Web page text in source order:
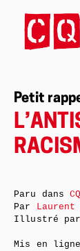
Petit
Paru dans
Par Laurent
Illustré
Mis en